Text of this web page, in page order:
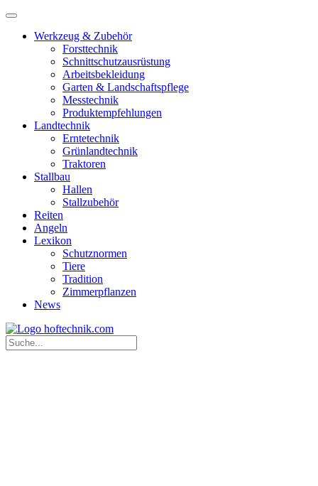
Werkzeug & Zubehör
Forsttechnik
Schnittschutzausrüstung
Arbeitsbekleidung
Garten & Landschaftspflege
Messtechnik
Produktempfehlungen
Landtechnik
Erntetechnik
Grünlandtechnik
Traktoren
Stallbau
Hallen
Stallzubehör
Reiten
Angeln
Lexikon
Schutznormen
Tiere
Tradition
Zimmerpflanzen
News